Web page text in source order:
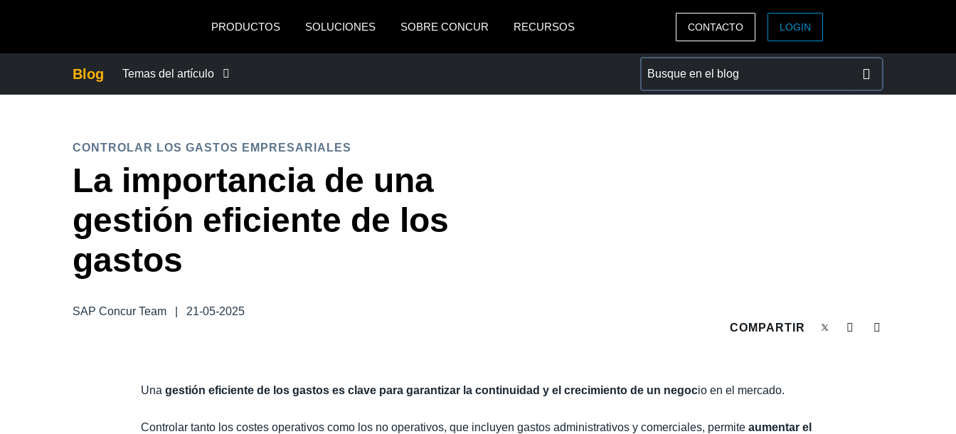
PRODUCTOS
SOLUCIONES SOBRE CONCUR RECURSOS
México (Español)
Brasil (Português)
Norway (English)
ASIA PACIFIC
CONTACTO LOGIN
Blog Temas del artículo
CRECIMIENTO Y OPTIMIZACIÓN
DUTY OF CARE
CONTROLAR LOS GASTOS EMPRESARIALES
La importancia de una
gestión eficiente de los
gastos
SAP Concur Team
21-05-2025
COMPARTIR
Unagestión eficiente de los gastos es clave para garantizar la continuidad y el crecimiento de un negocio en el mercado.
Controlar tanto los costes operativos como los no operativos, que incluyen gastos administrativos y comerciales, permite aumentar el